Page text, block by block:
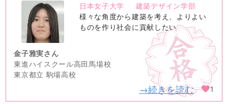
no
image
日本女子大学
建築デザイン学部
様々な角度から建築を考え、よりよい
ものを作り社会に貢献したい
金子雅実さん
東進ハイスクール高田馬場校
東京都立 駒場高校
→続きを読む 1